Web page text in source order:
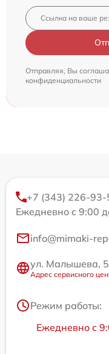
Отправляя, Вы
конфиденциальности
+7 (343) 226-93-
Ежедневно с 9:00
info@mimaki-
ул. Малышева,
Адрес сервисного
Режим работы:
Ежедневно с